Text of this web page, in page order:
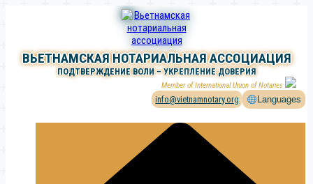
ВЬЕТНАМСКАЯ НОТАРИАЛЬНАЯ АССОЦИАЦИЯ
ПОДТВЕРЖДЕНИЕ ВОЛИ – УКРЕПЛЕНИЕ ДОВЕРИЯ
Member of International Union of Notaries
info@vietnamnotary.org Languages